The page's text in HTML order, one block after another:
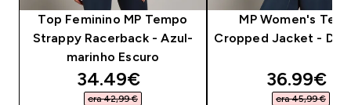
Top Feminino MP Tempo
Strappy Racerback - Azul-
marinho Escuro
discounted price
34.49€‎
era 42,99 €‎
MP Women's
Cropped Jacket -
36.99€‎
era 45,99 €‎